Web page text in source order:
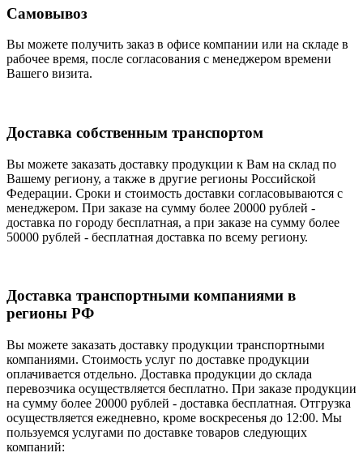
Самовывоз
Вы можете получить заказ в офисе компании или на складе в
рабочее время, после согласования с менеджером времени
Вашего визита.
Доставка собственным транспортом
Вы можете заказать доставку продукции к Вам на склад по
Вашему региону, а также в другие регионы Российской
Федерации. Сроки и стоимость доставки согласовываются с
менеджером. При заказе на сумму более 20000 рублей -
доставка по городу бесплатная, а при заказе на сумму более
50000 рублей - бесплатная доставка по всему региону.
Доставка транспортными компаниями в
регионы РФ
Вы можете заказать доставку продукции транспортными
компаниями. Стоимость услуг по доставке продукции
оплачивается отдельно. Доставка продукции до склада
перевозчика осуществляется бесплатно. При заказе продукции
на сумму более 20000 рублей - доставка бесплатная. Отгрузка
осуществляется ежедневно, кроме воскресенья до 12:00. Мы
пользуемся услугами по доставке товаров следующих
компаний: